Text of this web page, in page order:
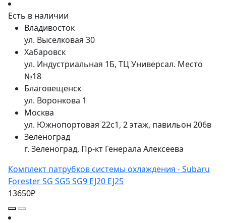
Есть в наличии
Владивосток
ул. Выселковая 30
Хабаровск
ул. Индустриальная 1Б, ТЦ Универсал. Место
№18
Благовещенск
ул. Воронкова 1
Москва
ул. Южнопортовая 22с1, 2 этаж, павильон 206в
Зеленоград
г. Зеленоград, Пр-кт Генерала Алексеева
Комплект патрубков системы охлаждения - Subaru
Forester SG SG5 SG9 EJ20 EJ25
13650₽